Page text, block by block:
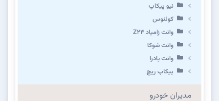
نیو پیکاپ
كولئوس
وانت زامیاد Z24
وانت شوکا
وانت پادرا
پیکاپ ریچ
مدیران خودرو